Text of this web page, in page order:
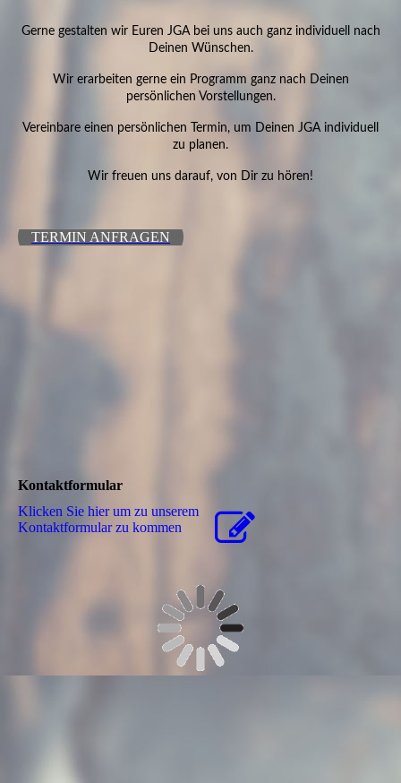
Gerne gestalten wir Euren JGA bei uns auch ganz individuell nach
Deinen Wünschen.
Wir erarbeiten gerne ein Programm ganz nach Deinen
persönlichen Vorstellungen.
Vereinbare einen persönlichen Termin, um Deinen JGA individuell
zu planen.
Wir freuen uns darauf, von Dir zu hören!
TERMIN ANFRAGEN
Kontaktformular
Klicken Sie hier um zu unserem
Kon­takt­for­mu­lar zu kommen